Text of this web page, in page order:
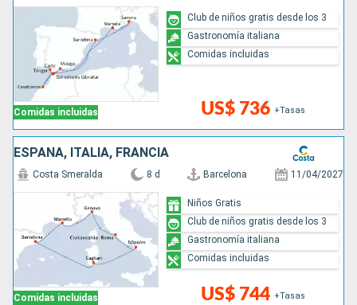
Comidas incluidas US$ 736 +Tasas
Club de niños gratis desde los 3
Gastronomía italiana
Comidas incluidas
ESPAÑA, ITALIA, FRANCIA
Comidas incluidas
Costa Smeralda 8 d Barcelona 11/04/2027
US$ 744 +Tasas
Niños Gratis
Club de niños gratis desde los 3
Gastronomía italiana
Comidas incluidas